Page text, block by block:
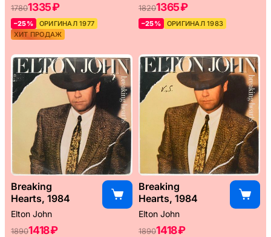
17801335 ₽
–25%
ОРИГИНАЛ 1977
ХИТ ПРОДАЖ
18201365 ₽
–25% ОРИГИНАЛ 1983
Breaking
Hearts, 1984
Elton John
18901418 ₽
Breaking
Hearts, 1984
Elton John
18901418 ₽